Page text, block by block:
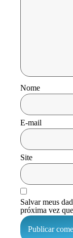
Nome
E-mail
Site
Salvar meus
próxima vez